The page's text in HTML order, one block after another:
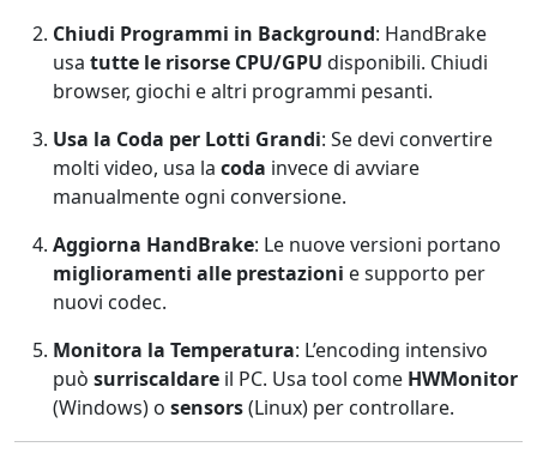
Chiudi Programmi in Background: HandBrake
usa tutte le risorse CPU/GPU disponibili. Chiudi
browser, giochi e altri programmi pesanti.
Usa la Coda per Lotti Grandi: Se devi convertire
molti video, usa la coda invece di avviare
manualmente ogni conversione.
Aggiorna HandBrake: Le nuove versioni portano
miglioramenti alle prestazioni e supporto per
nuovi codec.
Monitora la Temperatura: L’encoding intensivo
può surriscaldare il PC. Usa tool come HWMonitor
(Windows) o sensors(Linux) per controllare.